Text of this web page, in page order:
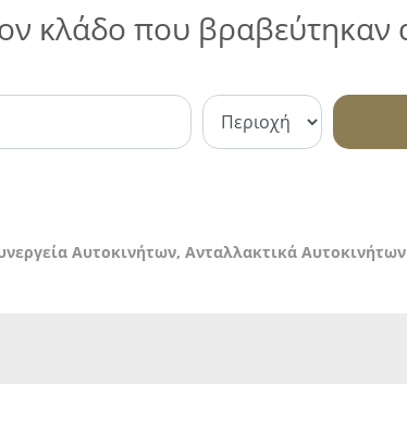
κλάδο που βραβεύτηκαν
Αυτοκινήτων, Ανταλλακτικά